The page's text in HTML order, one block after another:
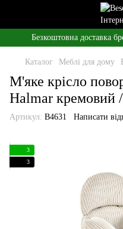
Безкоштовна доставка
Каталог Меблі для дому
М'яке крісло
Halmar кремовий
Артикул: B4631 Написати
3
3